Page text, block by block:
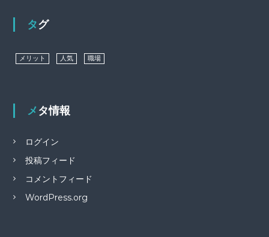
タグ
メリット 人気 職場
メタ情報
ログイン
投稿フィード
コメントフィード
WordPress.org